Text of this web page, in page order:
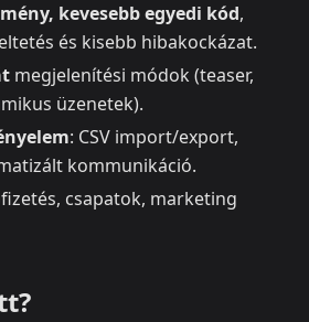
kevesebb egyedi kód,
és kisebb hibakockázat.
megjelenítési módok (teaser,
üzenetek).
: CSV import/export,
kommunikáció.
csapatok, marketing